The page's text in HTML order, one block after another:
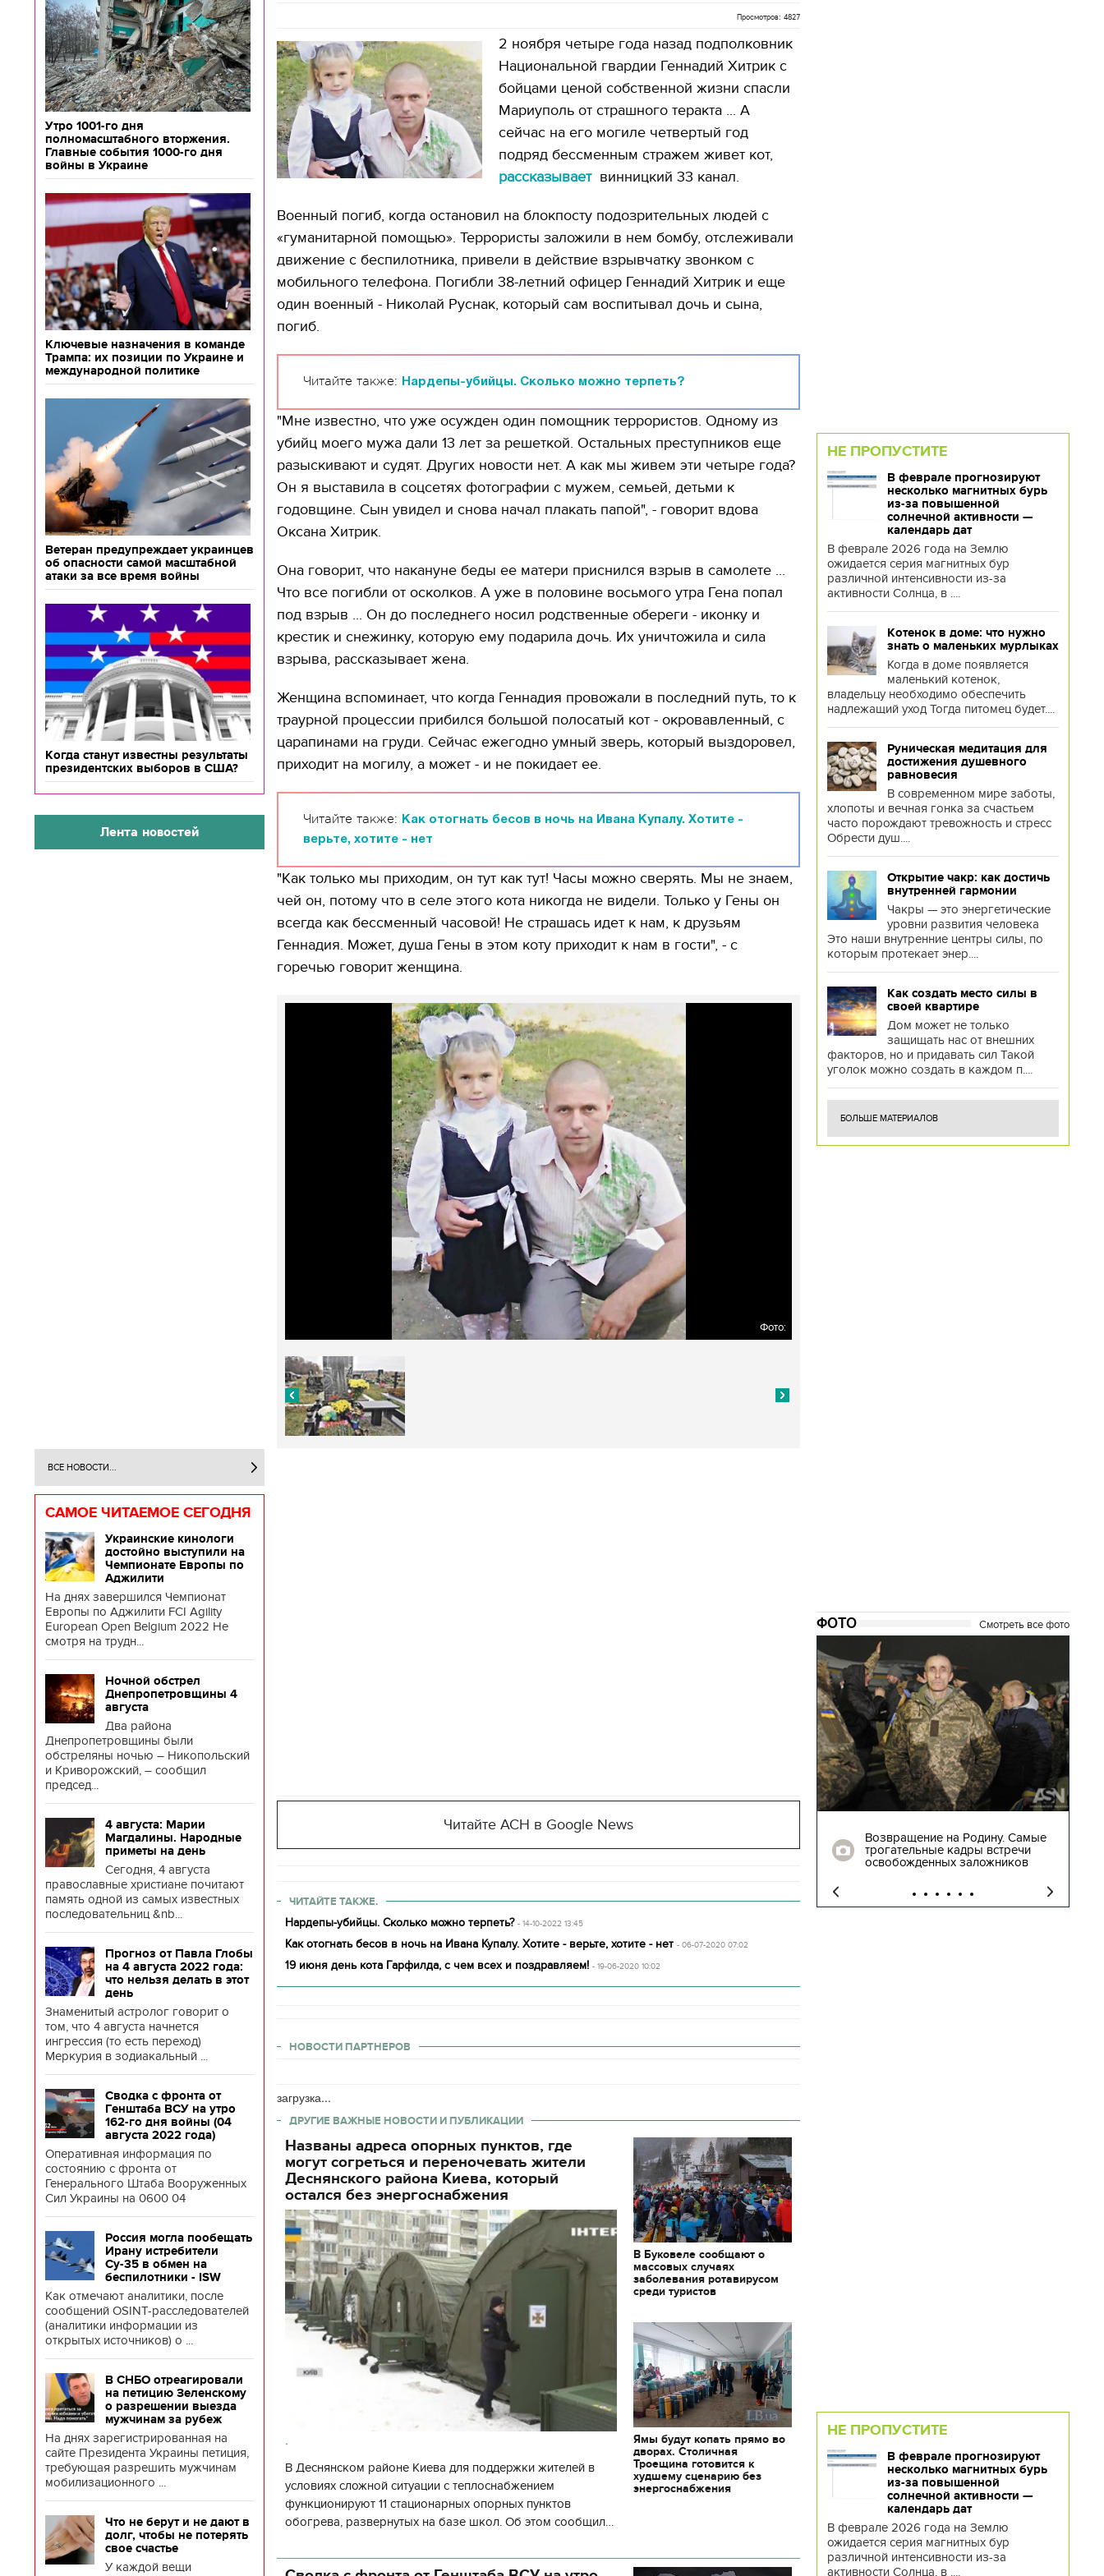
Утро 1001-го дня
полномасштабного вторжения.
Главные события 1000-го дня
войны в Украине
Ключевые назначения в команде
Трампа: их позиции по Украине и
международной политике
Ветеран предупреждает украинцев
об опасности самой масштабной
атаки за все время войны
Когда станут известны результаты
президентских выборов в США?
Лента новостей
ВСЕ НОВОСТИ...
САМОЕ ЧИТАЕМОЕ СЕГОДНЯ
Украинские кинологи
достойно выступили на
Чемпионате Европы по
Аджилити
На днях завершился Чемпионат
Европы по Аджилити FCI Agility
European Open Belgium 2022 Не
смотря на трудн...
Ночной обстрел
Днепропетровщины 4
августа
Два района
Днепропетровщины были
обстреляны ночью – Никопольский
и Криворожский, – сообщил
председ...
4 августа: Марии
Магдалины. Народные
приметы на день
Сегодня, 4 августа
православные христиане почитают
память одной из самых известных
последовательниц &nb...
Прогноз от Павла Глобы
на 4 августа 2022 года:
что нельзя делать в этот
день
Знаменитый астролог говорит о
том, что 4 августа начнется
ингрессия (то есть переход)
Меркурия в зодиакальный ...
Сводка с фронта от
Генштаба ВСУ на утро
162-го дня войны (04
августа 2022 года)
Оперативная информация по
состоянию с фронта от
Генерального Штаба Вооруженных
Сил Украины на 0600 04
Россия могла пообещать
Ирану истребители
Су-35 в обмен на
беспилотники - ISW
Как отмечают аналитики, после
сообщений OSINT-расследователей
(аналитики информации из
открытых источников) о ...
В СНБО отреагировали
на петицию Зеленскому
о разрешении выезда
мужчинам за рубеж
На днях зарегистрированная на
сайте Президента Украины петиция,
требующая разрешить мужчинам
мобилизационного ...
Что не берут и не дают в
долг, чтобы не потерять
свое счастье
У каждой вещи
Просмотров: 4827
2 ноября четыре года назад подполковник
Национальной гвардии Геннадий Хитрик с
бойцами ценой собственной жизни спасли
Мариуполь от страшного теракта ... А
сейчас на его могиле четвертый год
подряд бессменным стражем живет кот,
рассказывает винницкий 33 канал.
Военный погиб, когда остановил на блокпосту подозрительных людей с
«гуманитарной помощью». Террористы заложили в нем бомбу, отслеживали
движение с беспилотника, привели в действие взрывчатку звонком с
мобильного телефона. Погибли 38-летний офицер Геннадий Хитрик и еще
один военный - Николай Руснак, который сам воспитывал дочь и сына,
погиб.
Читайте также: Нардепы-убийцы. Сколько можно терпеть?
"Мне известно, что уже осужден один помощник террористов. Одному из
убийц моего мужа дали 13 лет за решеткой. Остальных преступников еще
разыскивают и судят. Других новости нет. А как мы живем эти четыре года?
Он я выставила в соцсетях фотографии с мужем, семьей, детьми к
годовщине. Сын увидел и снова начал плакать папой", - говорит вдова
Оксана Хитрик.
Она говорит, что накануне беды ее матери приснился взрыв в самолете ...
Что все погибли от осколков. А уже в половине восьмого утра Гена попал
под взрыв ... Он до последнего носил родственные обереги - иконку и
крестик и снежинку, которую ему подарила дочь. Их уничтожила и сила
взрыва, рассказывает жена.
Женщина вспоминает, что когда Геннадия провожали в последний путь, то к
траурной процессии прибился большой полосатый кот - окровавленный, с
царапинами на груди. Сейчас ежегодно умный зверь, который выздоровел,
приходит на могилу, а может - и не покидает ее.
Читайте также:
Как отогнать бесов в ночь на Ивана Купалу. Хотите -
верьте, хотите - нет
"Как только мы приходим, он тут как тут! Часы можно сверять. Мы не знаем,
чей он, потому что в селе этого кота никогда не видели. Только у Гены он
всегда как бессменный часовой! Не страшась идет к нам, к друзьям
Геннадия. Может, душа Гены в этом коту приходит к нам в гости", - с
горечью говорит женщина.
Фото:
Читайте АСН в Google News
ЧИТАЙТЕ ТАКЖЕ.
Нардепы-убийцы. Сколько можно терпеть? - 14-10-2022 13:45
Как отогнать бесов в ночь на Ивана Купалу. Хотите - верьте, хотите - нет - 06-07-2020 07:02
19 июня день кота Гарфилда, с чем всех и поздравляем! - 19-06-2020 10:02
НОВОСТИ ПАРТНЕРОВ
загрузка...
ДРУГИЕ ВАЖНЫЕ НОВОСТИ И ПУБЛИКАЦИИ
Названы адреса опорных пунктов, где
могут согреться и переночевать жители
Деснянского района Киева, который
остался без энергоснабжения
.
В Деснянском районе Киева для поддержки жителей в
условиях сложной ситуации с теплоснабжением
функционируют 11 стационарных опорных пунктов
обогрева, развернутых на базе школ. Об этом сообщил
государственной а
В Буковеле сообщают о
массовых случаях
заболевания ротавирусом
среди туристов
Ямы будут копать прямо во
дворах. Столичная
Троещина готовится к
худшему сценарию без
энергоснабжения
НЕ ПРОПУСТИТЕ
В феврале прогнозируют
несколько магнитных бурь
из-за повышенной
солнечной активности —
календарь дат
В феврале 2026 года на Землю
ожидается серия магнитных бур
различной интенсивности из-за
активности Солнца, в ....
Котенок в доме: что нужно
знать о маленьких мурлыках
Когда в доме появляется
маленький котенок,
владельцу необходимо обеспечить
надлежащий уход Тогда питомец будет....
Руническая медитация для
достижения душевного
равновесия
В современном мире заботы,
хлопоты и вечная гонка за счастьем
часто порождают тревожность и стресс
Обрести душ....
Открытие чакр: как достичь
внутренней гармонии
Чакры — это энергетические
уровни развития человека
Это наши внутренние центры силы, по
которым протекает энер....
Как создать место силы в
своей квартире
Дом может не только
защищать нас от внешних
факторов, но и придавать сил Такой
уголок можно создать в каждом п....
БОЛЬШЕ МАТЕРИАЛОВ
ФОТО Смотреть все фото
11.10.2017 | 16:22
декорации к фильму
блюд должны быть на столе в
Возвращение на Родину. Самые
трогательные кадры встречи
освобожденных заложников
НЕ ПРОПУСТИТЕ
В феврале прогнозируют
несколько магнитных бурь
из-за повышенной
солнечной активности —
календарь дат
В феврале 2026 года на Землю
ожидается серия магнитных бур
различной интенсивности из-за
активности Солнца, в ....